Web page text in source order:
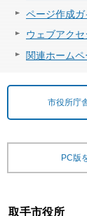
ページ作成
ウェブアク
関連ホームペ
市役所庁
PC版
取手市役所